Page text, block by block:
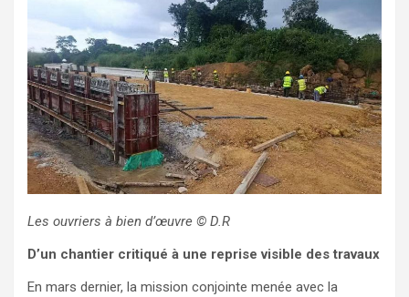
Les ouvriers à bien d’œuvre © D.R
D’un chantier critiqué à une reprise visible des travaux
En mars dernier, la mission conjointe menée avec la